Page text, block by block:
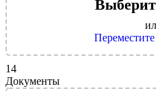
14
Документы